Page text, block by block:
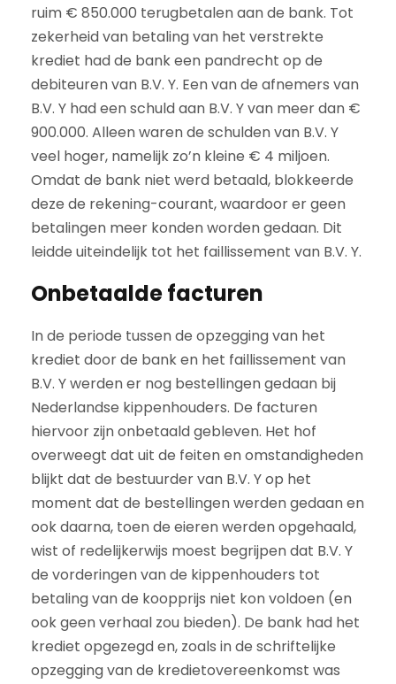
ruim € 850.000 terugbetalen aan de bank. Tot
zekerheid van betaling van het verstrekte
krediet had de bank een pandrecht op de
debiteuren van B.V. Y. Een van de afnemers van
B.V. Y had een schuld aan B.V. Y van meer dan €
900.000. Alleen waren de schulden van B.V. Y
veel hoger, namelijk zo’n kleine € 4 miljoen.
Omdat de bank niet werd betaald, blokkeerde
deze de rekening-courant, waardoor er geen
betalingen meer konden worden gedaan. Dit
leidde uiteindelijk tot het faillissement van B.V. Y.
Onbetaalde facturen
In de periode tussen de opzegging van het
krediet door de bank en het faillissement van
B.V. Y werden er nog bestellingen gedaan bij
Nederlandse kippenhouders. De facturen
hiervoor zijn onbetaald gebleven. Het hof
overweegt dat uit de feiten en omstandigheden
blijkt dat de bestuurder van B.V. Y op het
moment dat de bestellingen werden gedaan en
ook daarna, toen de eieren werden opgehaald,
wist of redelijkerwijs moest begrijpen dat B.V. Y
de vorderingen van de kippenhouders tot
betaling van de koopprijs niet kon voldoen (en
ook geen verhaal zou bieden). De bank had het
krediet opgezegd en, zoals in de schriftelijke
opzegging van de kredietovereenkomst was